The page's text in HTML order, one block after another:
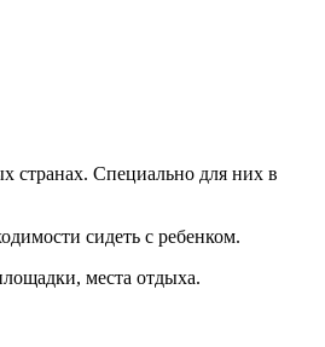
странах. Специально для них в
сидеть с ребенком.
места отдыха.